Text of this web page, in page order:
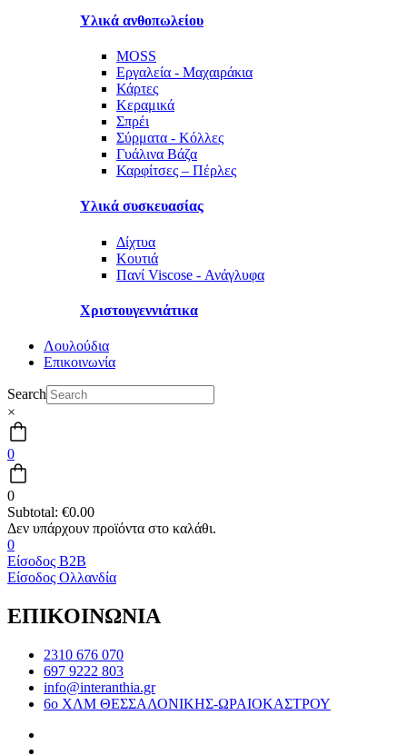
Υλικά ανθοπωλείου
MOSS
Εργαλεία - Μαχαιράκια
Κάρτες
Κεραμικά
Σπρέι
Σύρματα - Κόλλες
Γυάλινα Βάζα
Καρφίτσες – Πέρλες
Υλικά συσκευασίας
Δίχτυα
Κουτιά
Πανί Viscose - Ανάγλυφα
Χριστουγεννιάτικα
Λουλούδια
Επικοινωνία
Search
×
0
0
Subtotal: €0.00
0
Είσοδος B2B
Είσοδος Ολλανδία
ΕΠΙΚΟΙΝΩΝΙΑ
2310 676 070
697 9222 803
info@interanthia.gr
6ο ΧΛΜ ΘΕΣΣΑΛΟΝΙΚΗΣ-ΩΡΑΙΟΚΑΣΤΡΟΥ